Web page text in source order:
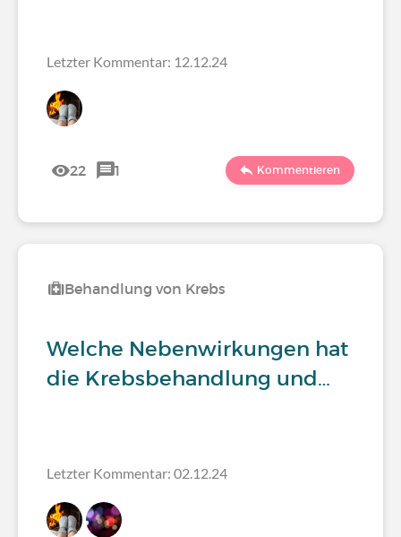
Letzter Kommentar: 12.12.24
22 1 Kommentieren
Behandlung von Krebs
Welche Nebenwirkungen hat
die Krebsbehandlung und…
Letzter Kommentar: 02.12.24